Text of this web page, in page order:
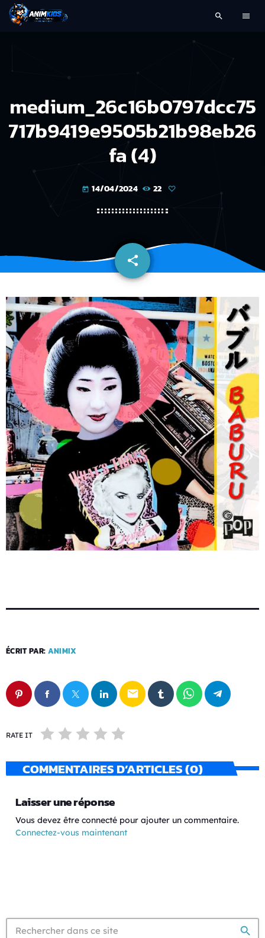
search menu
medium_26c16b0797dcc75
717b9419e9505b21b98eb26
fa (4)
today 14/04/2024 22
share
email
ÉCRIT PAR: ANIMIX
email
RATE IT
COMMENTAIRES D’ARTICLES (0)
Laisser une réponse
Vous devez être connecté pour ajouter un commentaire.
Connectez-vous maintenant
search